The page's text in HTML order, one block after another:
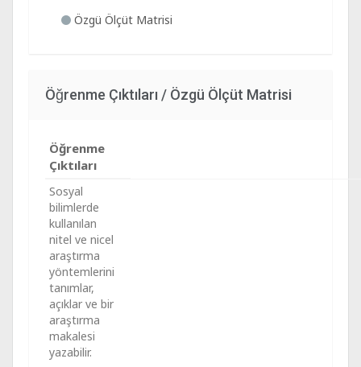
Özgü Ölçüt Matrisi
Öğrenme Çıktıları / Özgü Ölçüt Matrisi
Öğrenme
Çıktıları
Sosyal
bilimlerde
kullanılan
nitel ve nicel
araştırma
yöntemlerini
tanımlar,
açıklar ve bir
araştırma
makalesi
yazabilir.